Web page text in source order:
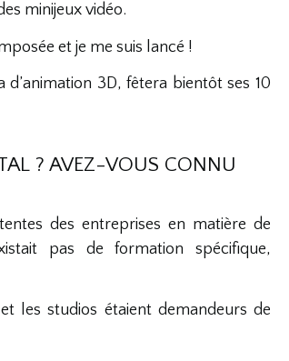
minijeux vidéo.
et je me suis lancé !
d’animation 3D, fêtera bientôt ses 10
? AVEZ-VOUS CONNU
des entreprises en matière de
pas de formation spécifique,
les studios étaient demandeurs de